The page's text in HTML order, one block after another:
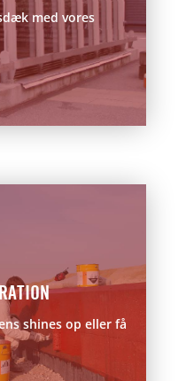
med vores
shines op eller få